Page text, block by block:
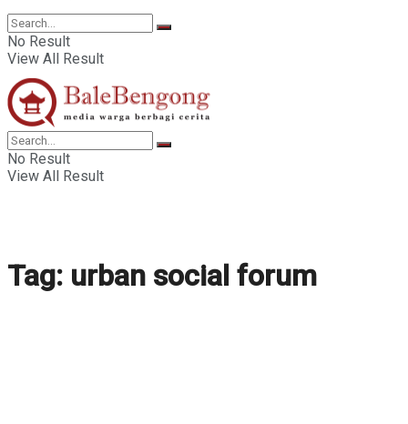
No Result
View All Result
No Result
View All Result
Tag: urban social forum